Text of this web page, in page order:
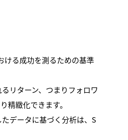
ける成功を測るための基準
リターン、つまりフォロワ
精緻化できます。
データに基づく分析は、S